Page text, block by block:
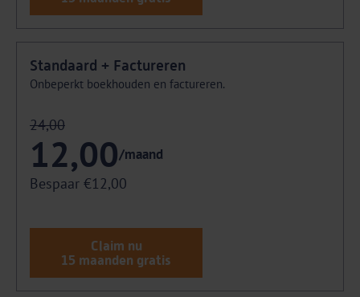
Standaard + Factureren
Onbeperkt boekhouden en factureren.
24,00
12,00/maand
Bespaar €12,00
Claim nu
15 maanden gratis